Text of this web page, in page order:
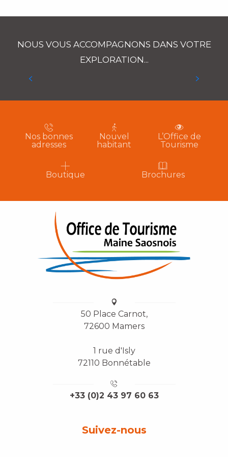
NOUS VOUS ACCOMPAGNONS DANS VOTRE
EXPLORATION...
Nos incontournables
Nos bonnes
adresses
Nouvel
habitant
L’Office de
Tourisme
Boutique Brochures
50 Place Carnot,
72600 Mamers
1 rue d'Isly
72110 Bonnétable
+33 (0)2 43 97 60 63
Suivez-nous